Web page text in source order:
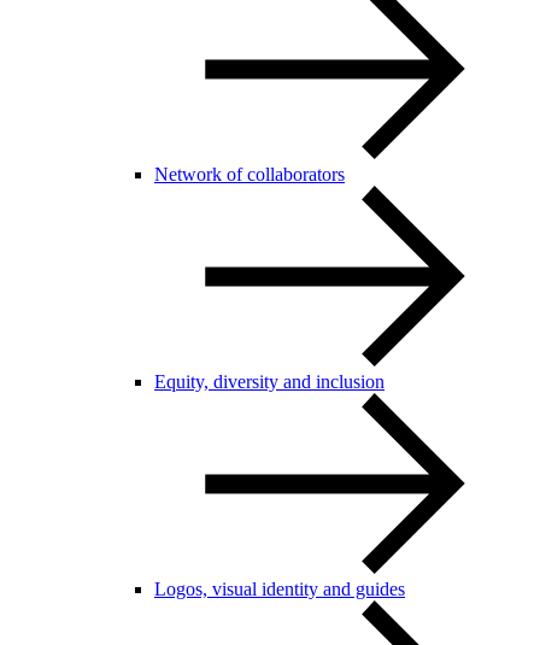
Network of collaborators
Equity, diversity and inclusion
Logos, visual identity and guides